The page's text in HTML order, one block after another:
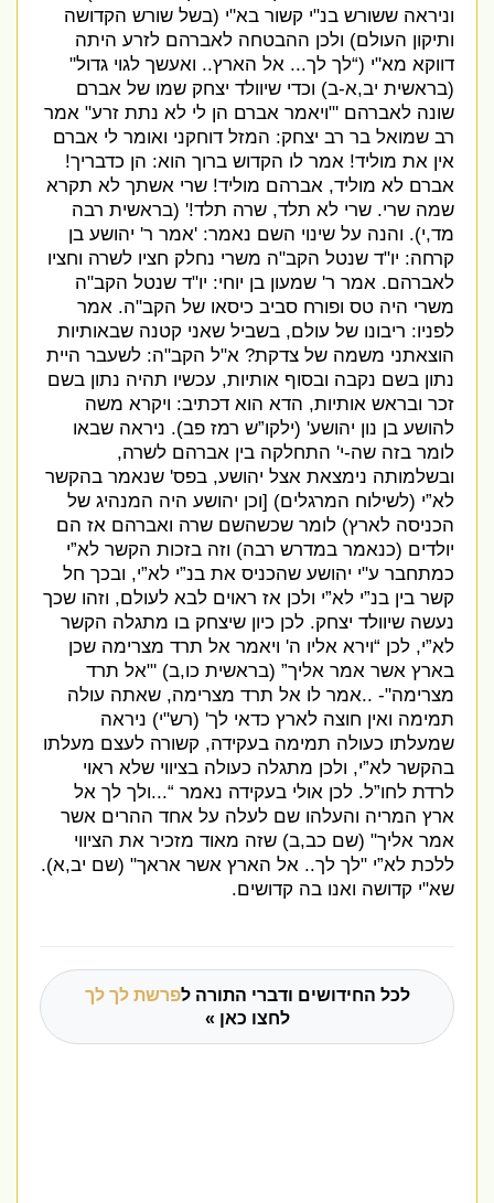
וניראה ששורש בנ"י קשור בא"י(בשל שורש הקדושה
ותיקון העולם)ולכן ההבטחה לאברהם לזרע היתה
דווקא מא"י(“ לך לך...אל הארץ..ואעשך לגוי גדול"
ראשית יב ,א-ב)וכדי שיוולד יצחק שמו של אברם
שונה לאברהם'" ויאמר אברם הן לי לא נתת זרע"אמר
רב שמואל בר רב יצחק:המזל דוחקני ואומר לי אברם
אין את מוליד!אמר לו הקדוש ברוך הוא:הן כדבריך!
אברם לא מוליד,אברהם מוליד!שרי אשתך לא תקרא
שמה שרי.שרי לא תלד,שרה תלד!' (בראשית רבה
מד,י).והנה על שינוי השם נאמר: 'אמר ר'יהושע בן
קרחה:יו" ד שנטל הקב"ה משרי נחלק חציו לשרה וחציו
לאברהם.אמר ר'שמעון בן יוחי:יו" ד שנטל הקב"ה
משרי היה טס ופורח סביב כיסאו של הקב"ה.אמר
לפניו:ריבונו של עולם,בשביל שאני קטנה שבאותיות
הוצאתני משמה של צדקת?א "ל הקב"ה:לשעבר היית
נתון בשם נקבה ובסוף אותיות,עכשיו תהיה נתון בשם
זכר ובראש אותיות,הדא הוא דכתיב:ויקרא משה
להושע בן נון יהושע' (ילקו”ש רמז פב).ניראה שבאו
לומר בזה שה-י'התחלקה בין אברהם לשרה,
ובשלמותה נימצאת אצל יהושע,בפס'שנאמר בהקשר
לא”י(לשילוח המרגלים) [וכן יהושע היה המנהיג של
הכניסה לארץ)לומר שכשהשם שרה ואברהם אז הם
יולדים(כנאמר במדרש רבה)וזה בזכות הקשר לא”י
כמתחבר ע י יהושע שהכניס את בנ”י לא”י,ובכך חל
קשר בין בנ”י לא”י ולכן אז ראוים לבא לעולם,וזהו שכך
נעשה שיוולד יצחק.לכן כיון שיצחק בו מתגלה הקשר
לא”י,לכן “וירא אליו ה 'ויאמר אל תרד מצרימה שכן
בארץ אשר אמר אליך”
(בראשית כו ,ב) '
" אל תרד
מצרימה"- .. אמר לו אל תרד מצרימה,שאתה עולה
תמימה ואין חוצה לארץ כדאי לך' (רש"י)ניראה
שמעלתו כעולה תמימה בעקידה,קשורה לעצם מעלתו
בהקשר לא”י,ולכן מתגלה כעולה בציווי שלא ראוי
לרדת לחו”ל.לכן אולי בעקידה נאמר “...ולך לך אל
ארץ המריה והעלהו שם לעלה על אחד ההרים אשר
אמר אליך" (שם כב,ב)שזה מאוד מזכיר את הציווי
ללכת לא”י"לך לך..אל הארץ אשר אראך" (שם יב ,א).
שא"י קדושה ואנו בה קדושים.
לכל החידושים ודברי התורה לפרשת לך לך
לחצו כאן »